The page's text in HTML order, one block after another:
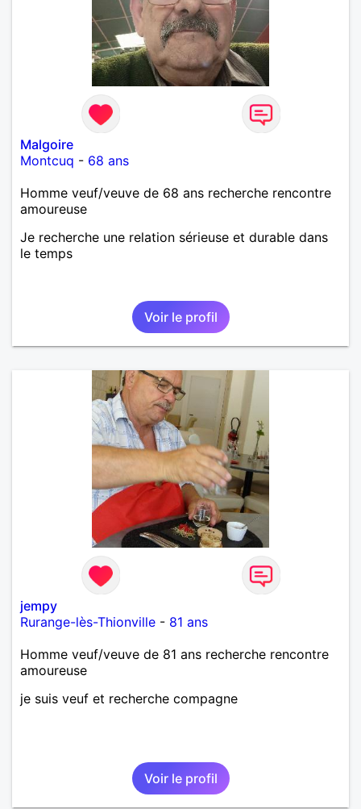
Malgoire
Montcuq - 68 ans
Homme veuf/veuve de 68 ans recherche rencontre
amoureuse
Je recherche une relation sérieuse et durable dans
le temps
Voir le profil
jempy
Rurange-lès-Thionville - 81 ans
Homme veuf/veuve de 81 ans recherche rencontre
amoureuse
je suis veuf et recherche compagne
Voir le profil